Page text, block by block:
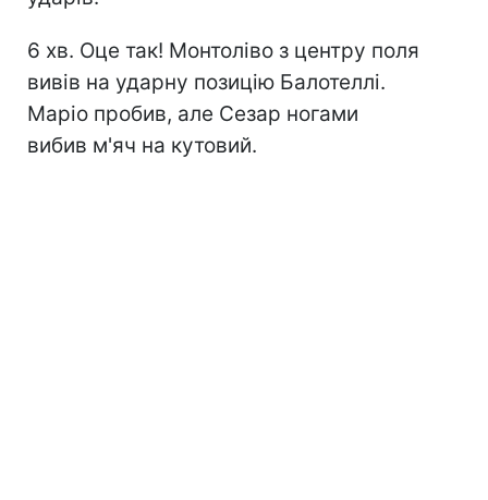
6 хв. Оце так! Монтоліво з центру поля
вивів на ударну позицію Балотеллі.
Маріо пробив, але Сезар ногами
вибив м'яч на кутовий.